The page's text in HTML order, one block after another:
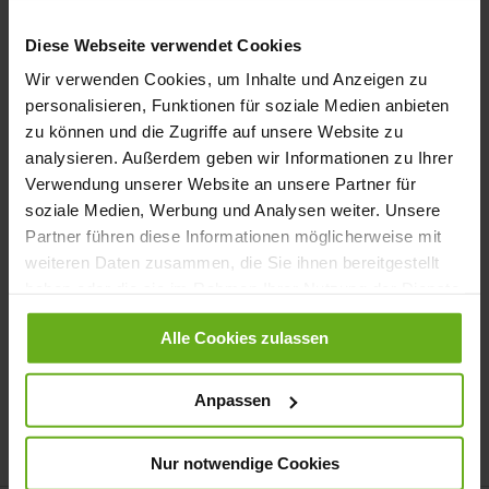
Diese Webseite verwendet Cookies
Wir verwenden Cookies, um Inhalte und Anzeigen zu
personalisieren, Funktionen für soziale Medien anbieten
zu können und die Zugriffe auf unsere Website zu
analysieren. Außerdem geben wir Informationen zu Ihrer
Verwendung unserer Website an unsere Partner für
soziale Medien, Werbung und Analysen weiter. Unsere
Partner führen diese Informationen möglicherweise mit
weiteren Daten zusammen, die Sie ihnen bereitgestellt
gesammelt haben.
Alle Cookies zulassen
Anpassen
Nur notwendige Cookies
Passwort vergessen?
Neue Kunden
Ein Konto zu erstellen hat viele Vorteile: schneller zur Kasse
gehen, mehr als eine Adresse speichern, Bestellungen verfolgen
und mehr.
Ein Konto erstellen